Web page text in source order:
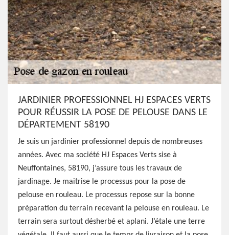
JARDINIER PROFESSIONNEL HJ ESPACES VERTS
POUR RÉUSSIR LA POSE DE PELOUSE DANS LE
DÉPARTEMENT 58190
Je suis un jardinier professionnel depuis de nombreuses
années. Avec ma société HJ Espaces Verts sise à
Neuffontaines, 58190, j’assure tous les travaux de
jardinage. Je maitrise le processus pour la pose de
pelouse en rouleau. Le processus repose sur la bonne
préparation du terrain recevant la pelouse en rouleau. Le
terrain sera surtout désherbé et aplani. J’étale une terre